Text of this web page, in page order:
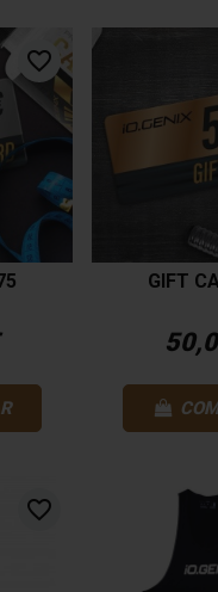
favorite_border
GIFT
favorite_border